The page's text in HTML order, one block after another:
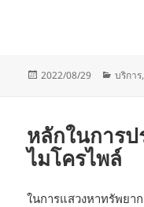
Posted
2022/08/29 บริการ
หลักในการ
ไมโครไพล์
ในการแสวงหาทรัพยา